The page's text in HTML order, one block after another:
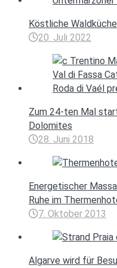
Köstliche
20. Juli 2022
Zum 24-ten Mal
Dolomites
28. Juni 2018
Energetischer
Ruhe im
7. Oktober 2013
Algarve wird für